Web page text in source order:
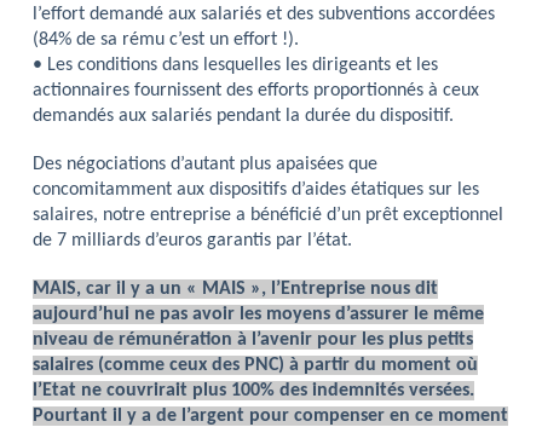
l’effort demandé aux salariés et des subventions accordées
(84% de sa rému c’est un effort !).
• Les conditions dans lesquelles les dirigeants et les
actionnaires fournissent des efforts proportionnés à ceux
demandés aux salariés pendant la durée du dispositif.
Des négociations d’autant plus apaisées que
concomitamment aux dispositifs d’aides étatiques sur les
salaires, notre entreprise a bénéficié d’un prêt exceptionnel
de 7 milliards d’euros garantis par l’état.
MAIS, car il y a un « MAIS », l’Entreprise nous dit
aujourd’hui ne pas avoir les moyens d’assurer le même
niveau de rémunération à l’avenir pour les plus petits
salaires (comme ceux des PNC) à partir du moment où
l’Etat ne couvrirait plus 100% des indemnités versées.
Pourtant il y a de l’argent pour compenser en ce moment